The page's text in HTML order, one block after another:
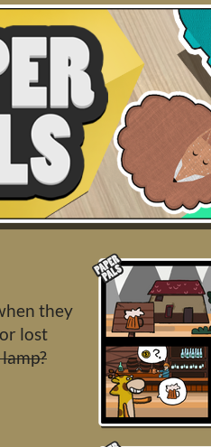
they
lost